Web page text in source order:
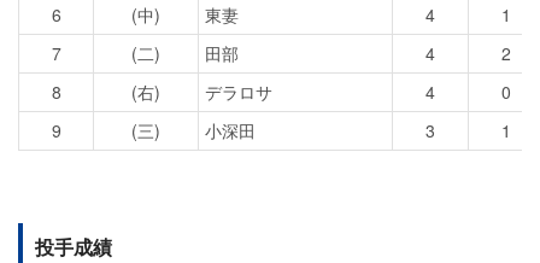
6
(中) 東妻 4
1
7
(二) 田部 4
2
8
(右) デラロサ 4
0
9
(三) 小深田 3 1
投手成績